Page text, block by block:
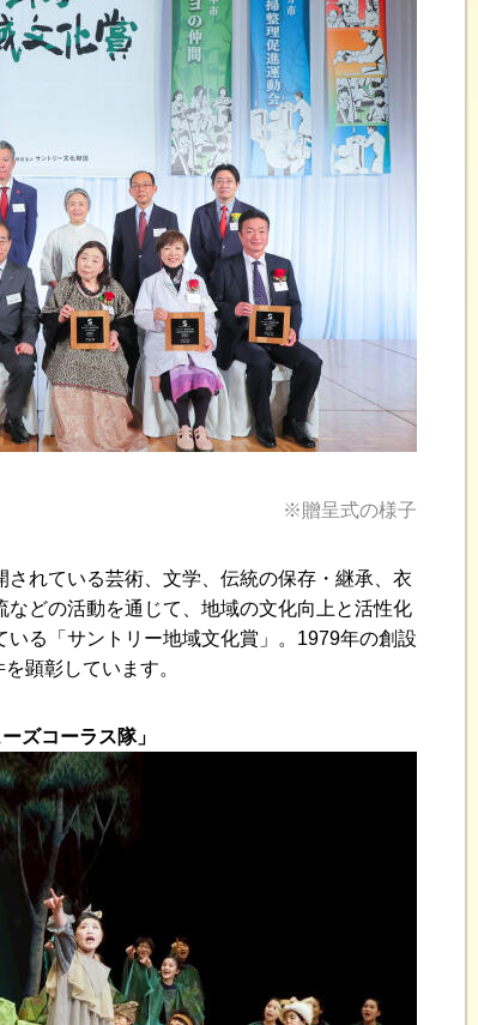
※贈呈式の様子
れている芸術、文学、伝統の保存・継承、衣
どの活動を通じて、地域の文化向上と活性化
る「サントリー地域文化賞」。1979年の創設
顕彰しています。
ズコーラス隊」